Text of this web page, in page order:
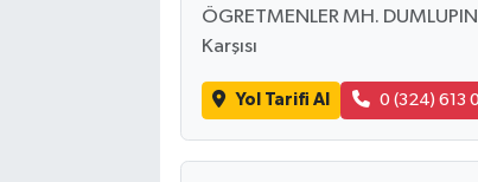
ÖGRETMENLER MH.
Karşısı
Yol Tarifi Al 0 (324) 613